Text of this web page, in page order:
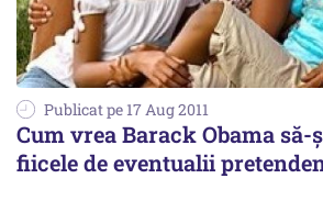
Publicat pe 17 Aug 2011
Cum vrea Barack Obama să-
fiicele de eventualii